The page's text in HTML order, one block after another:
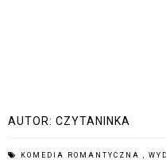
AUTOR: CZYTANINKA
KOMEDIA ROMANTYCZNA